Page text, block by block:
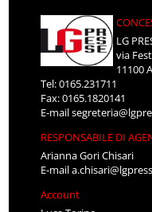
LG
via
11100
Tel: 0165.231711
Fax: 0165.1820141
E-mail
RESPONSABILE DI
Arianna Gori Chisari
E-mail
Account